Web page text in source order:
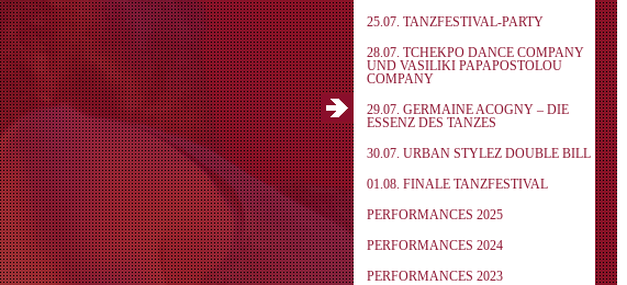
25.07. TANZFESTIVAL-PARTY
28.07. TCHEKPO DANCE COMPANY
UND VASILIKI PAPAPOSTOLOU
COMPANY
29.07. GERMAINE ACOGNY – DIE
ESSENZ DES TANZES
30.07. URBAN STYLEZ DOUBLE BILL
01.08. FINALE TANZFESTIVAL
PERFORMANCES 2025
PERFORMANCES 2024
PERFORMANCES 2023